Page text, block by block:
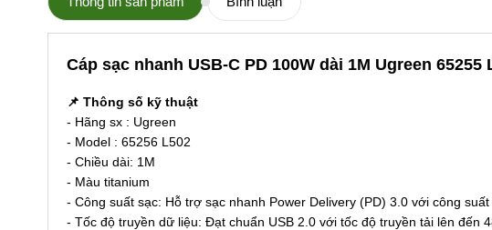
Cáp sạc nhanh USB-C PD 100W dài 1M Ugreen 65255
📌 Thông số kỹ thuật
- Hãng sx : Ugreen
- Model : 65256 L502
- Chiều dài: 1M
- Màu titanium
- Công suất sạc: Hỗ trợ sạc nhanh Power Delivery (PD) 3.0 với công
- Tốc độ truyền dữ liệu: Đạt chuẩn USB 2.0 với tốc độ truyền tải lên đến